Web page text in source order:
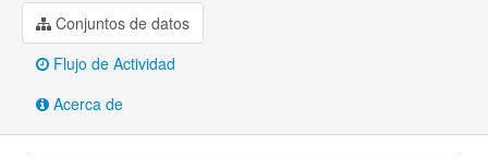
Conjuntos de datos
Flujo de Actividad
Acerca de